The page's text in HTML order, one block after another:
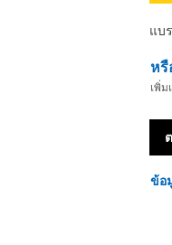
แบ
ห
เพิ่
ข้อ